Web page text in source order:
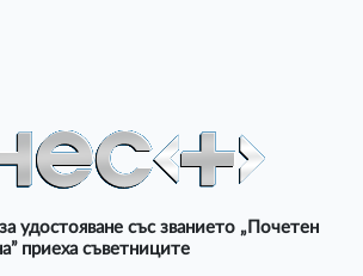
удостояване със званието „Почетен
приеха съветниците